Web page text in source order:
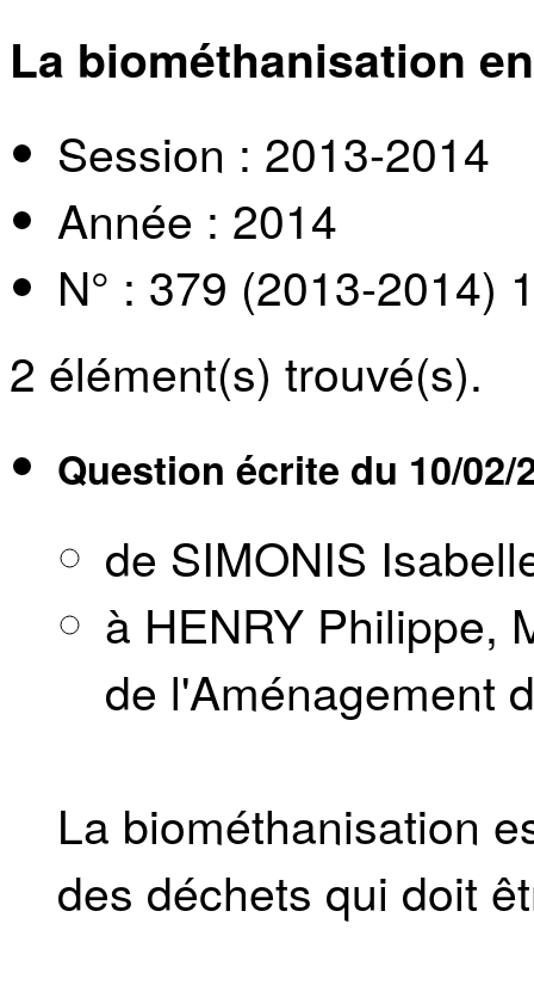
La biométhanisation
Session : 2013-2014
Année : 2014
N° : 379 (2013-2014)
2 élément(s) trouvé(s).
Question écrite du 10/02/
de SIMONIS
à HENRY Philippe,
de l'Aménagement
La biométhanisation
des déchets qui doit